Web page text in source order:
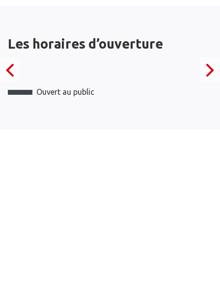
Les horaires d’ouverture
Ouvert au public